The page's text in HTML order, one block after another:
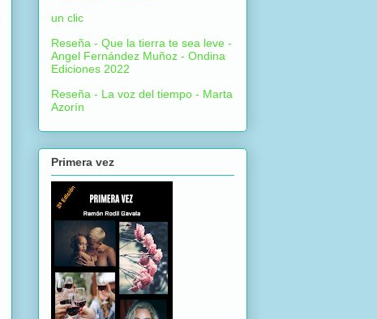
un clic
Reseña - Que la tierra te sea leve -
Angel Fernández Muñoz - Ondina
Ediciones 2022
Reseña - La voz del tiempo - Marta
Azorín
Primera vez